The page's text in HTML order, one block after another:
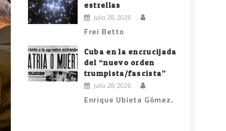
estrellas
julio 28, 2026
Frei Betto
Cuba en la encrucijada
del “nuevo orden
trumpista/fascista”
julio 28, 2026
Enrique Ubieta Gómez.